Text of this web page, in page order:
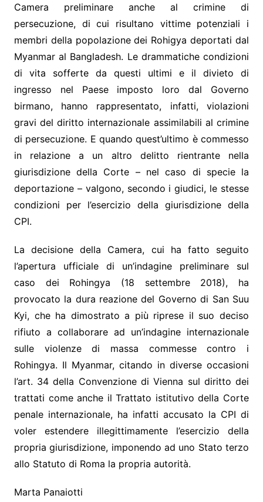
Camera preliminare anche al crimine di
persecuzione, di cui risultano vittime potenziali i
membri della popolazione dei Rohigya deportati dal
Myanmar al Bangladesh. Le drammatiche condizioni
di vita sofferte da questi ultimi e il divieto di
ingresso nel Paese imposto loro dal Governo
birmano, hanno rappresentato, infatti, violazioni
gravi del diritto internazionale assimilabili al crimine
di persecuzione. E quando quest’ultimo è commesso
in relazione a un altro delitto rientrante nella
giurisdizione della Corte – nel caso di specie la
deportazione – valgono, secondo i giudici, le stesse
condizioni per l’esercizio della giurisdizione della
CPI.
La decisione della Camera, cui ha fatto seguito
l’apertura ufficiale di un’indagine preliminare sul
caso dei Rohingya (18 settembre 2018), ha
provocato la dura reazione del Governo di San Suu
Kyi, che ha dimostrato a più riprese il suo deciso
rifiuto a collaborare ad un’indagine internazionale
sulle violenze di massa commesse contro i
Rohingya. Il Myanmar, citando in diverse occasioni
l’art. 34 della Convenzione di Vienna sul diritto dei
trattati come anche il Trattato istitutivo della Corte
penale internazionale, ha infatti accusato la CPI di
voler estendere illegittimamente l’esercizio della
propria giurisdizione, imponendo ad uno Stato terzo
allo Statuto di Roma la propria autorità.
Marta Panaiotti